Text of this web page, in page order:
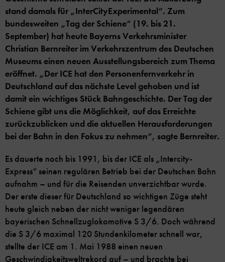
stand damals für „InterCityExperimental“. Zum
bundesweiten „Tag der Schiene“ (19. bis 21.
September) hat heute Bayerns Verkehrsminister
Christian Bernreiter im Verkehrszentrum des Deutschen
Museums einen neuen Ausstellungsbereich zum Thema
eröffnet. „Der ICE hat den Personenfernverkehr in
Deutschland auf das nächste Level gehoben und ist
damit ein wichtiges Stück Bahngeschichte. Der Tag der
Schiene gibt uns die Möglichkeit, auf das Erreichte
zurückzublicken und die aktuellen Herausforderungen
bei der Bahn in den Fokus zu nehmen“, sagte Bernreiter.
Es dauerte noch bis 1991, bis der ICE als „Intercity-
Express“ seinen regulären Betrieb bei der Deutschen Bahn
aufnahm – und für die Reisenden unverzichtbar wurde.
Der erste dieser für Deutschland so wichtigen Züge steht
heute gleich neben der nicht weniger legendären
bayerischen Schnellzuglokomotive S 3/6. Doch während
die S 3/6 maximal 120 Stundenkilometer schnell war,
stellte der ICE am 1. Mai 1988 einen neuen
Geschwindigkeitsweltrekord auf – und brachte bei